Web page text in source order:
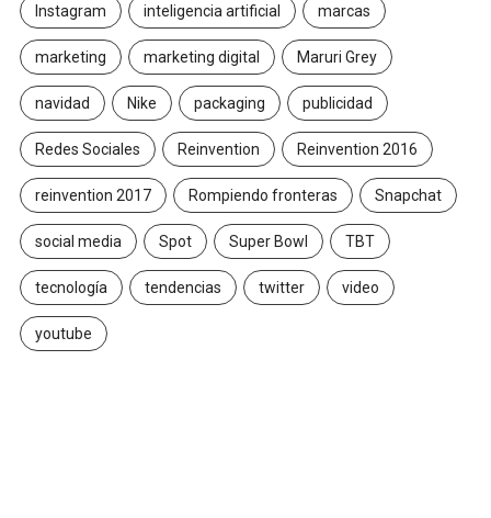
Instagram inteligencia artificial marcas
marketing marketing digital Maruri Grey
navidad Nike packaging publicidad
Redes Sociales Reinvention Reinvention 2016
reinvention 2017 Rompiendo fronteras Snapchat
social media Spot Super Bowl TBT
tecnología tendencias twitter video
youtube